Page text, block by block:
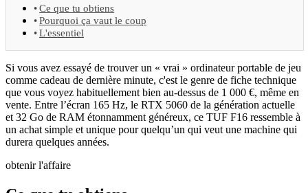
Ce que tu obtiens
Pourquoi ça vaut le coup
L'essentiel
Si vous avez essayé de trouver un « vrai » ordinateur portable de jeu
comme cadeau de dernière minute, c'est le genre de fiche technique
que vous voyez habituellement bien au-dessus de 1 000 €, même en
vente. Entre l’écran 165 Hz, le RTX 5060 de la génération actuelle
et 32 ​​Go de RAM étonnamment généreux, ce TUF F16 ressemble à
un achat simple et unique pour quelqu’un qui veut une machine qui
durera quelques années.
obtenir l'affaire